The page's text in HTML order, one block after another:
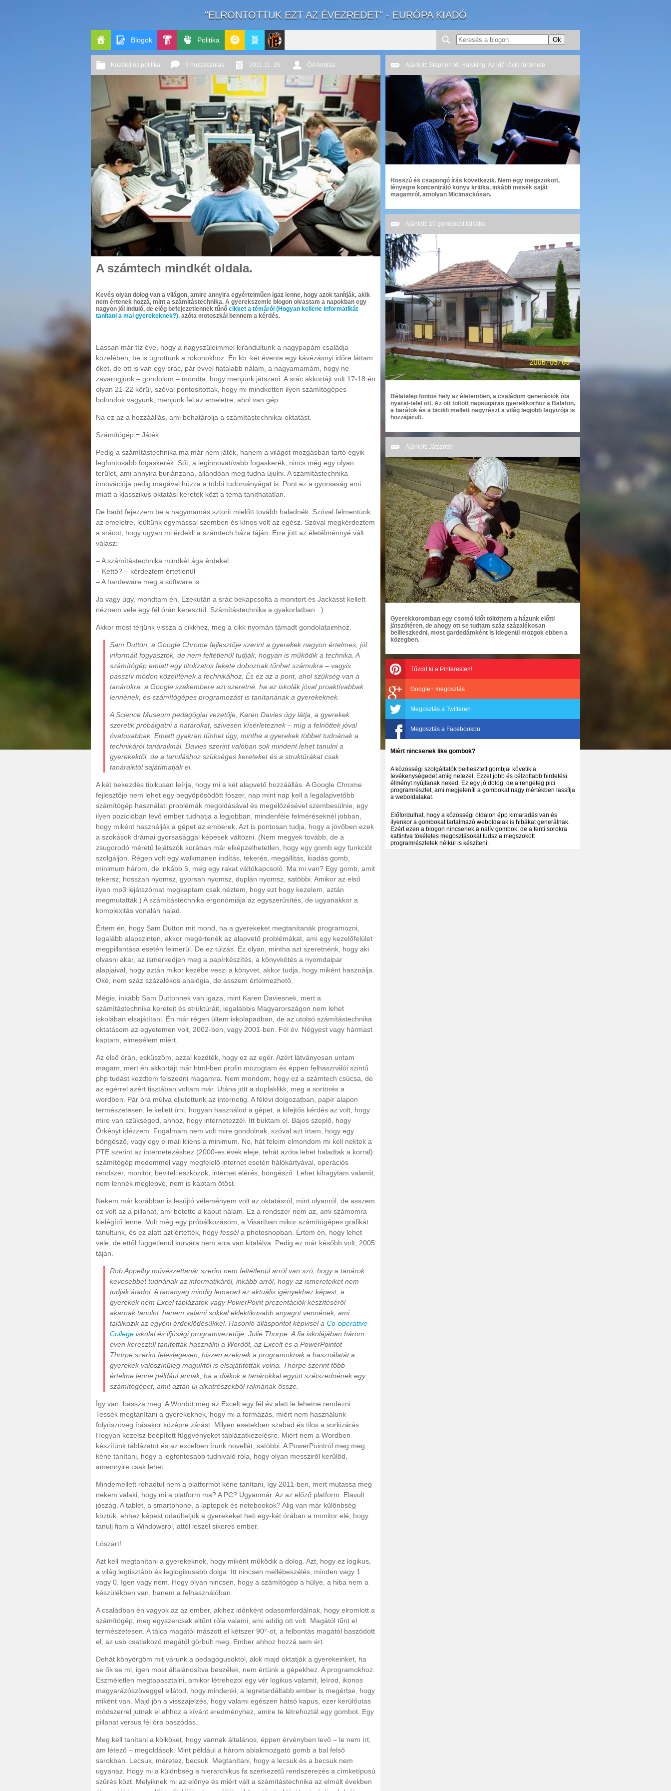
"ELRONTOTTUK EZT AZ ÉVEZREDET" - EURÓPA KIADÓ
Főoldal
Blogok
Pop-
Kult
Politika
GeekZone
Patito
Journal
Közélet és politika 3 hozzászólás 2011 11. 26. Őri András
A számtech mindkét oldala.
Kevés olyan dolog van a világon, amire annyira egyértelműen igaz lenne, hogy azok tanítják, akik
nem értenek hozzá, mint a számítástechnika. A gyerekszemle blogon olvastam a napokban egy
nagyon jól induló, de elég befejezetlennek tűnő cikket a témáról (Hogyan kellene informatikát
tanítani a mai gyerekeknek?), azóta motoszkál bennem a kérdés.
Lassan már tíz éve, hogy a nagyszüleimmel kirándultunk a nagypapám családja
közelében, be is ugrottunk a rokonokhoz. Én kb. két évente egy kávézásnyi időre láttam
őket, de ott is van egy srác, pár évvel fiatalabb nálam, a nagyamamám, hogy ne
zavarogjunk – gondolom – mondta, hogy menjünk játszani. A srác akkortájt volt 17-18 én
olyan 21-22 körül, szóval pontosítottak, hogy mi mindketten ilyen számítógépes
bolondok vagyunk, menjünk fel az emeletre, ahol van gép.
Na ez az a hozzáállás, ami behatárolja a számítástechnikai oktatást.
Számítógép = Játék
Pedig a számítástechnika ma már nem játék, hanem a világot mozgásban tartó egyik
legfontosabb fogaskerék. Sőt, a leginnovatívabb fogaskerék, nincs még egy olyan
terület, ami annyira burjánzana, állandóan meg tudna újulni. A számítástechnika
innovációja pedig magával húzza a többi tudományágat is. Pont ez a gyorsaság ami
miatt a klasszikus oktatási keretek közt a téma taníthatatlan.
De hadd fejezzem be a nagymamás sztorit mielőtt tovább haladnék. Szóval felmentünk
az emeletre, leültünk egymással szemben és kínos volt az egész. Szóval megkérdeztem
a srácot, hogy ugyan mi érdekli a számtech háza táján. Erre jött az életélménnyé vált
válasz:
– A számítástechnika mindkét ága érdekel.
– Kettő? – kérdeztem értetlenül
– A hardeware meg a software is.
Ja vagy úgy, mondtam én. Ezekután a srác bekapcsolta a monitort és Jackasst kellett
néznem vele egy fél órán keresztül. Számítástechnika a gyakorlatban. :)
Akkor most térjünk vissza a cikkhez, meg a cikk nyomán támadt gondolataimhoz.
Sam Dutton, a Google Chrome fejlesztője szerint a gyerekek nagyon értelmes, jól
informált fogyasztók, de nem feltétlenül tudják, hogyan is működik a technika. A
számítógép emiatt egy titokzatos fekete doboznak tűnhet számukra – vagyis
passzív módon közelítenek a technikához. És ez az a pont, ahol szükség van a
tanárokra: a Google szakembere azt szeretné, ha az iskolák jóval proaktívabbak
lennének, és számítógépes programozást is tanítanának a gyerekeknek.
A Science Museum pedagógiai vezetője, Karen Davies úgy látja, a gyerekek
szeretik próbálgatni a határokat, szívesen kísérleteznek – míg a felnőttek jóval
óvatosabbak. Emiatt gyakran tűnhet úgy, mintha a gyerekek többet tudnának a
technikáról tanáraiknál. Davies szerint valóban sok mindent lehet tanulni a
gyerekektől, de a tanuláshoz szükséges kereteket és a struktúrákat csak
tanáraiktól sajátíthatják el.
A két bekezdés tipikusan leírja, hogy mi a két alapvető hozzáállás. A Google Chrome
fejlesztője nem lehet egy begyöpösödött fószer, nap mint nap kell a legalapvetőbb
számítógép használati problémák megoldásával és megelőzésével szembesülnie, egy
ilyen pozícióban levő ember tudhatja a legjobban, mindenféle felméréseknél jobban,
hogy miként használják a gépet az emberek. Azt is pontosan tudja, hogy a jövőben ezek
a szokások drámai gyorsasággal képesek változni. (Nem megyek tovább, de a
zsugorodó méretű lejátszók korában már elképzelhetetlen, hogy egy gomb egy funkciót
szolgáljon. Régen volt egy walkmanen indítás, tekerés, megállítás, kiadás gomb,
minimum három, de inkább 5, meg egy rakat váltókapcsoló. Ma mi van? Egy gomb, amit
tekersz, hosszan nyomsz, gyorsan nyomsz, duplán nyomsz, satöbbi. Amikor az első
ilyen mp3 lejátszómat megkaptam csak néztem, hogy ezt hogy kezelem, aztán
megmutatták.) A számítástechnika ergonómiája az egyszerűsítés, de ugyanakkor a
komplexitás vonalán halad.
Értem én, hogy Sam Dutton mit mond, ha a gyerekeket megtanítanák programozni,
legalább alapszinten, akkor megértenék az alapvető problémákat, ami egy kezelőfelület
megpillantása esetén felmerül. De ez túlzás. Ez olyan, mintha azt szeretnénk, hogy aki
olvasni akar, az ismerkedjen meg a papírkészítés, a könyvkötés a nyomdaipar
alapjaival, hogy aztán mikor kezébe veszi a könyvet, akkor tudja, hogy miként használja.
Oké, nem száz százalékos analógia, de asszem értelmezhető.
Mégis, inkább Sam Duttonnek van igaza, mint Karen Daviesnek, mert a
számítástechnika kereteit és struktúráit, legalábbis Magyarországon nem lehet
iskolában elsajátítani. Én már régen ültem iskolapadban, de az utolsó számítástechnika
oktatásom az egyetemen volt, 2002-ben, vagy 2001-ben. Fél év. Négyest vagy hármast
kaptam, elmesélem miért.
Az első órán, esküszöm, azzal kezdték, hogy ez az egér. Azért látványosan untam
magam, mert én akkortájt már html-ben profin mozogtam és éppen felhasználói szintű
php tudást kezdtem felszedni magamra. Nem mondom, hogy ez a számtech csúcsa, de
az egérrel azért tisztában voltam már. Utána jött a duplaklikk, meg a sortörés a
wordben. Pár óra múlva eljutottunk az internetig. A félévi dolgozatban, papír alapon
természetesen, le kellett írni, hogyan használod a gépet, a kifejtős kérdés az volt, hogy
mire van szükséged, ahhoz, hogy internetezzél. Itt buktam el. Bájos szeplő, hogy
Örkényt idézzem. Fogalmam nem volt mire gondolnak, szóval azt írtam, hogy egy
böngésző, vagy egy e-mail kliens a minimum. No, hát feleim elmondom mi kell nektek a
PTE szerint az internetezéshez (2000-es évek eleje, tehát azóta lehet haladtak a korral):
számítógép modemmel vagy megfelelő internet esetén hálókártyával, operációs
rendszer, monitor, beviteli eszközök, internet elérés, böngésző. Lehet kihagytam valamit,
nem lennék meglepve, nem is kaptam ötöst.
Nekem már korábban is lesújtó véleményem volt az oktatásról, mint olyanról, de asszem
ez volt az a pillanat, ami betette a kaput nálam. Ez a rendszer nem az, ami számomra
kielégítő lenne. Volt még egy próbálkozásom, a Visartban mikor számítógépes grafikát
tanultunk, és ez alatt azt értették, hogy fesséla photoshopban. Értem én, hogy lehet
vele, de ettől függetlenül kurvára nem arra van kitalálva. Pedig ez már később volt, 2005
táján.
Rob Appelby művészettanár szerint nem feltétlenül arról van szó, hogy a tanárok
kevesebbet tudnának az informatikáról, inkább arról, hogy az ismereteiket nem
tudják átadni. A tananyag mindig lemarad az aktuális igényekhez képest, a
gyerekek nem Excel táblázatok vagy PowerPoint prezentációk készítéséről
akarnak tanulni, hanem valami sokkal eklektikusabb anyagot vennének, ami
találkozik az egyéni érdeklődésükkel. Hasonló álláspontot képvisel a Co-operative
College iskolai és ifjúsági programvezetője, Julie Thorpe. A fia iskolájában három
éven keresztül tanították használni a Wordöt, az Excelt és a PowerPointot –
Thorpe szerint feleslegesen, hiszen ezeknek a programoknak a használatát a
gyerekek valószínűleg maguktól is elsajátították volna. Thorpe szerint több
értelme lenne például annak, ha a diákok a tanárokkal együtt szétszednének egy
számítógépet, amit aztán új alkatrészekből raknának össze.
Így van, bassza meg. A Wordöt meg az Excelt egy fél év alatt le lehetne rendezni.
Tessék megtanítani a gyerekeknek, hogy mi a formázás, miért nem használunk
folyószöveg írásakor középre zárást. Milyen esetekben szabad és tilos a sorkizárás.
Hogyan kezelsz beépített függvényeket táblázatkezelésre. Miért nem a Wordben
készítünk táblázatot és az excelben írunk novellát, satöbbi. A PowerPointról meg meg
kéne tanítani, hogy a legfontosabb tudnivaló róla, hogy olyan messziről kerülöd,
amennyire csak lehet.
Mindemellett rohadtul nem a platformot kéne tanítani, így 2011-ben, mert mutassa meg
nekem valaki, hogy mi a platform ma? A PC? Ugyanmár. Az az előző platform. Elavult
jószág. A tablet, a smartphone, a laptopok és notebookok? Alig van már különbség
köztük. ehhez képest odaültetjük a gyerekeket heti egy-két órában a monitor elé, hogy
tanulj fiam a Windowsról, attól leszel sikeres ember.
Lószart!
Azt kell megtanítani a gyerekeknek, hogy miként működik a dolog. Azt, hogy ez logikus,
a világ legtisztább és leglogikusabb dolga. Itt nincsen mellébeszélés, minden vagy 1
vagy 0. Igen vagy nem. Hogy olyan nincsen, hogy a számítógép a hülye, a hiba nem a
készülékben van, hanem a felhasználóban.
A családban én vagyok az az ember, akihez időnként odasomfordálnak, hogy elromlott a
számítógép, meg egyszercsak eltűnt róla valami, ami addig ott volt. Magától tűnt el
természetesen. A tálca magától mászott el kétszer 90°-ot, a felbontás magától baszódott
el, az usb csatlakozó magától görbült meg. Ember ahhoz hozzá sem ért.
Dehát könyörgöm mit várunk a pedagógusoktól, akik majd oktatják a gyerekeinket, ha
se ők se mi, igen most általánosítva beszélek, nem értünk a gépekhez. A programokhoz.
Eszméletlen megtapasztalni, amikor létrehozol egy vér logikus valamit, leírod, ikonos
magyarázószöveggel ellátod, hogy mindenki, a legretardáltabb ember is megértse, hogy
miként van. Majd jön a visszajelzés, hogy valami egészen hátsó kapus, ezer kerülőutas
módszerrel jutnak el ahhoz a kívánt eredményhez, amire te létrehoztál egy gombot. Egy
pillanat versus fél óra baszódás.
Meg kell tanítani a kölköket, hogy vannak általános, éppen érvényben levő – le nem írt,
ám létező – megoldások. Mint például a három ablakmozgató gomb a bal felső
sarokban. Lecsuk, méretez, becsuk. Megtanítani, hogy a lecsuk és a becsuk nem
ugyanaz. Hogy mi a különbség a hierarchikus fa szerkezetű rendszerezés a címketípusú
szűrés közt. Melyiknek mi az előnye és miért vált a számítástechnika az elmúlt években
Ajánlott: Stephen W. Hawking: Az idő rövid története
Hosszú és csapongó írás következik. Nem egy megszokott,
lényegre koncentráló könyv kritika, inkább mesék saját
magamról, amolyan Micimackósan.
Ajánlott: 10 gombócot tálkába
Bélatelep fontos hely az életemben, a családom generációk óta
nyaral-telel ott. Az ott töltött napsugaras gyerekkorhoz a Balaton,
a barátok és a bicikli mellett nagyrészt a világ legjobb fagyizója is
hozzájárult.
Ajánlott: Játszótér
Gyerekkoromban egy csomó időt töltöttem a házunk előtti
játszótéren, de ahogy ott se tudtam száz százalékosan
beilleszkedni, most gardedámként is idegenül mozgok ebben a
közegben.
Tűzdd ki a Pinteresten!
Google+ megosztás
Megosztás a Twitteren
Megosztás a Facebookon
Miért nincsenek like gombok?
A közösségi szolgáltatók beillesztett gombjai követik a
tevékenységedet amíg netezel. Ezzel jobb és célzottabb hirdetési
élményt nyújtanak neked. Ez egy jó dolog, de a rengeteg pici
programrészlet, ami megjeleníti a gombokat nagy mértékben lassítja
a weboldalakat.
Előfordulhat, hogy a közösségi oldalon épp kimaradás van és
ilyenkor a gombokat tartalmazó weboldalak is hibákat generálnak.
Ezért ezen a blogon nincsenek a natív gombok, de a fenti sorokra
kattintva tökéletes megosztásokat tudsz a megszokott
programrészletek nélkül is készíteni.